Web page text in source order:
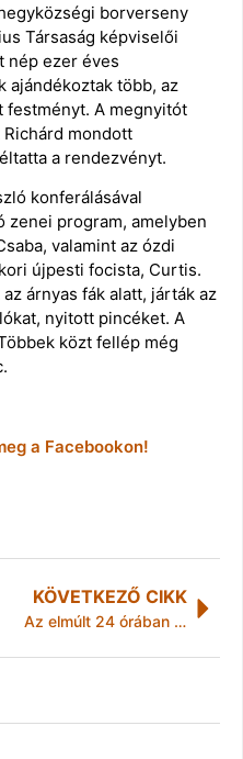
borverseny
Társaság képviselői
nép ezer éves
ajándékoztak több, az
festményt. A megnyitót
mondott
a rendezvényt.
konferálásával
program, amelyben
valamint az ózdi
újpesti focista, Curtis.
árnyas fák alatt, járták az
nyitott pincéket. A
közt fellép még
a Facebookon!
KÖVETKEZŐ CIKK
Az elmúlt 24 órában történt